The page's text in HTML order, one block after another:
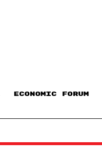
ECONOMIC FORUM